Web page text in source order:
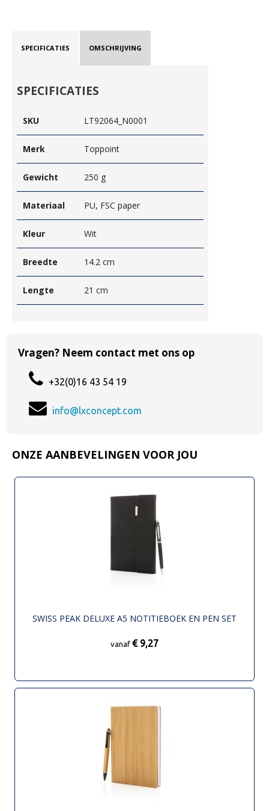
SPECIFICATIES OMSCHRIJVING
SPECIFICATIES
SKU LT92064_N0001
Merk Toppoint
Gewicht 250 g
Materiaal PU, FSC paper
Kleur Wit
Breedte 14.2 cm
Lengte 21 cm
Vragen? Neem contact met ons op
+32(0)16 43 54 19
info@lxconcept.com
ONZE AANBEVELINGEN VOOR JOU
SWISS PEAK DELUXE A5 NOTITIEBOEK EN PEN SET
vanaf € 9,27